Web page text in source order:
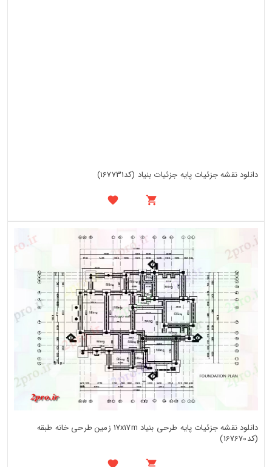
دانلود نقشه جزئیات پایه جزئیات بنیاد (کد167731)
دانلود نقشه جزئیات پایه طرحی بنیاد 17x17m زمین طرحی خانه طبقه
(کد167670)